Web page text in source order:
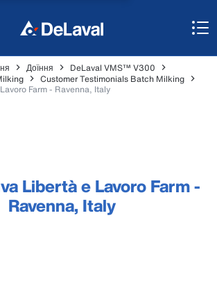
Доїння
DeLaval VMS™ V300
Customer Testimonials Batch Milking
Farm - Ravenna, Italy
Libertà e Lavoro Farm -
Ravenna, Italy